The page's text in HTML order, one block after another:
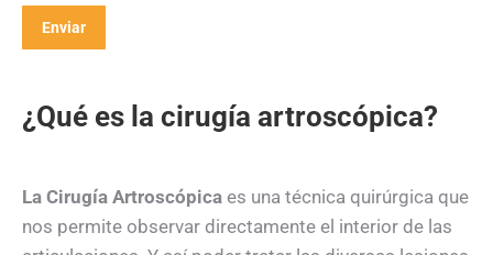
¿Qué es la cirugía artroscópica?
La Cirugía Artroscópica es una técnica quirúrgica que
nos permite observar directamente el interior de las